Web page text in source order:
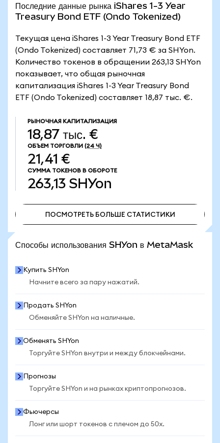
Последние данные рынка iShares 1-3 Year
Treasury Bond ETF (Ondo Tokenized)
Текущая цена iShares 1-3 Year Treasury Bond ETF
(Ondo Tokenized) составляет 71,73 € за SHYon.
Количество токенов в обращении 263,13 SHYon
показывает, что общая рыночная
капитализация iShares 1-3 Year Treasury Bond
ETF (Ondo Tokenized) составляет 18,87 тыс. €.
РЫНОЧНАЯ КАПИТАЛИЗАЦИЯ
18,87 тыс. €
ОБЪЕМ ТОРГОВЛИ (24 Ч)
21,41 €
СУММА ТОКЕНОВ В ОБОРОТЕ
263,13 SHYon
ПОСМОТРЕТЬ БОЛЬШЕ СТАТИСТИКИ
Способы использования SHYon в MetaMask
Купить SHYon
Начните всего за пару нажатий.
Продать SHYon
Обменяйте SHYon на наличные.
Обменять SHYon
Торгуйте SHYon внутри и между блокчейнами.
Прогнозы
Торгуйте SHYon и на рынках криптопрогнозов.
Фьючерсы
Лонг или шорт токенов с плечом до 50x.